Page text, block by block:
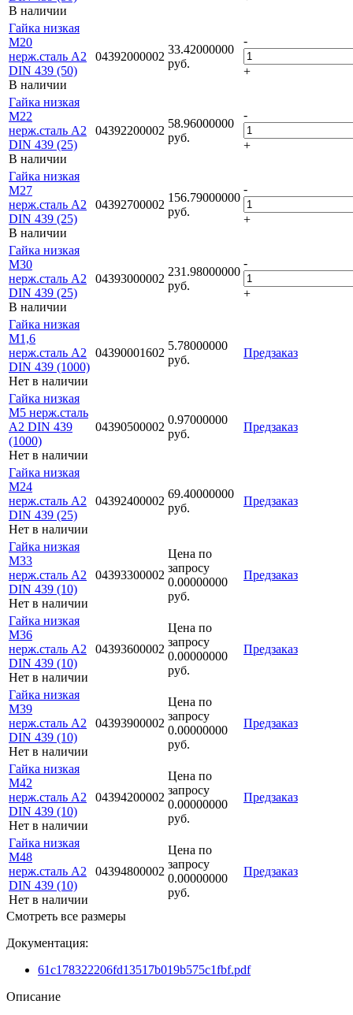
В наличии
Гайка низкая
M20
нерж.сталь A2
DIN 439 (50)
В наличии
04392000002
33.42000000
руб.
-
+
Гайка низкая
M22
нерж.сталь A2
DIN 439 (25)
В наличии
04392200002
58.96000000
руб.
-
+
Гайка низкая
M27
нерж.сталь A2
DIN 439 (25)
В наличии
04392700002
156.79000000
руб.
-
+
Гайка низкая
M30
нерж.сталь A2
DIN 439 (25)
В наличии
04393000002
231.98000000
руб.
-
+
Гайка низкая
M1,6
нерж.сталь A2
DIN 439 (1000)
Нет в наличии
04390001602
5.78000000
руб.
Предзаказ
Гайка низкая
M5 нерж.сталь
A2 DIN 439
(1000)
Нет в наличии
04390500002
0.97000000
руб.
Предзаказ
Гайка низкая
M24
нерж.сталь A2
DIN 439 (25)
Нет в наличии
04392400002
69.40000000
руб.
Предзаказ
Гайка низкая
M33
нерж.сталь A2
DIN 439 (10)
Нет в наличии
04393300002
Цена по
запросу
0.00000000
руб.
Предзаказ
Гайка низкая
M36
нерж.сталь A2
DIN 439 (10)
Нет в наличии
04393600002
Цена по
запросу
0.00000000
руб.
Предзаказ
Гайка низкая
M39
нерж.сталь A2
DIN 439 (10)
Нет в наличии
04393900002
Цена по
запросу
0.00000000
руб.
Предзаказ
Гайка низкая
M42
нерж.сталь A2
DIN 439 (10)
Нет в наличии
04394200002
Цена по
запросу
0.00000000
руб.
Предзаказ
Гайка низкая
M48
нерж.сталь A2
DIN 439 (10)
Нет в наличии
04394800002
Цена по
запросу
0.00000000
руб.
Предзаказ
Смотреть все размеры
Документация:
61c178322206fd13517b019b575c1fbf.pdf
Описание